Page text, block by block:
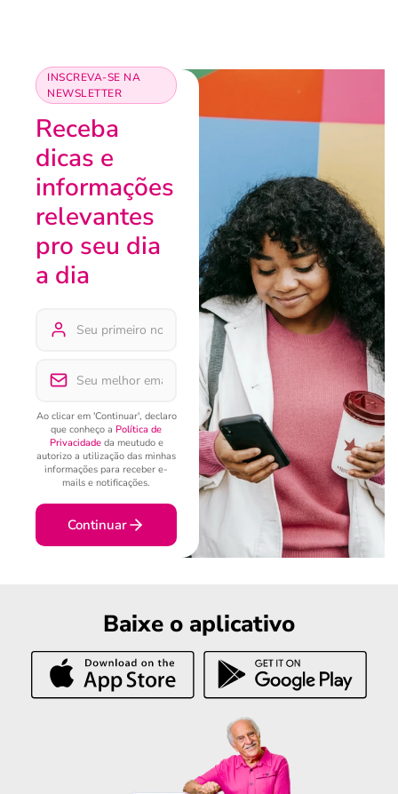
INSCREVA-SE NA
NEWSLETTER
Receba
dicas e
informações
relevantes
pro seu dia
a dia
Ao clicar em 'Continuar', declaro
que conheço a Política de
Privacidadeda meutudo e
autorizo a utilização das minhas
informações para receber e-
mails e notificações.
Continuar
Baixe o aplicativo